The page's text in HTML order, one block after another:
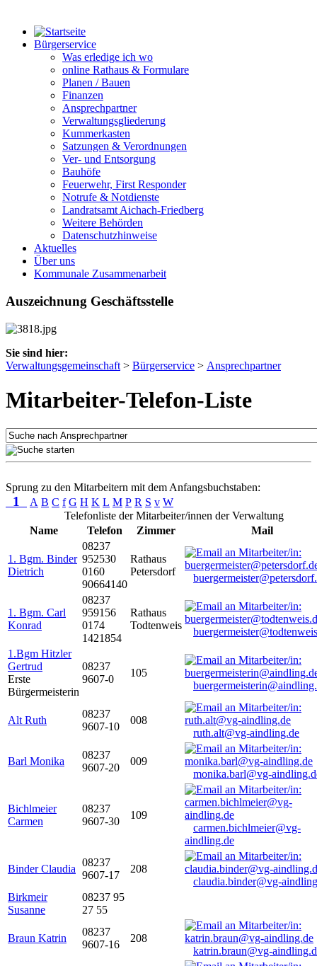
Bürgerservice
Was erledige ich wo
online Rathaus & Formulare
Planen / Bauen
Finanzen
Ansprechpartner
Verwaltungsgliederung
Kummerkasten
Satzungen & Verordnungen
Ver- und Entsorgung
Bauhöfe
Feuerwehr, First Responder
Notrufe & Notdienste
Landratsamt Aichach-Friedberg
Weitere Behörden
Datenschutzhinweise
Aktuelles
Über uns
Kommunale Zusammenarbeit
Auszeichnung Geschäftsstelle
Sie sind hier:
Verwaltungsgemeinschaft > Bürgerservice > Ansprechpartner
Mitarbeiter-Telefon-Liste
Sprung zu den Mitarbeitern mit dem Anfangsbuchstaben:
1 A B C f G H K L M P R S v W
Telefonliste der Mitarbeiter/innen der Verwaltung
Name
Telefon Zimmer Mail
1. Bgm. Binder
Dietrich
08237
952530
0160
90664140
Rathaus
Petersdorf
1. Bgm. Carl
Konrad
08237
959156
0174
1421854
Rathaus
Todtenweis
1.Bgm Hitzler
Gertrud
Erste
Bürgermeisterin
08237
9607-0
105
Alt Ruth
08237
9607-10
008
ruth.alt@vg-aindling.de
Barl Monika
08237
9607-20
009
monika.barl@vg-
Bichlmeier
Carmen
08237
9607-30
109
carmen.bichlmeier@vg-
aindling.de
Binder Claudia
08237
9607-17
208
claudia.binder@vg-
Birkmeir
Susanne
08237 95
27 55
Braun Katrin
08237
9607-16
208
katrin.braun@vg-